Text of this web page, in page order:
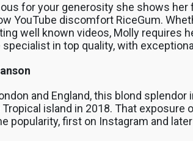
for your generosity she shows
YouTube discomfort RiceGum.
well known videos, Molly requires
in top quality, with
and England, this blond
island in 2018. That exposure
popularity, first on Instagram and